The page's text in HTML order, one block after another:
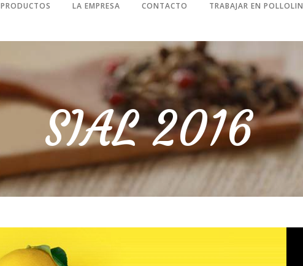
PRODUCTOS LA EMPRESA CONTACTO TRABAJAR EN POLLOLIN
SIAL 2016